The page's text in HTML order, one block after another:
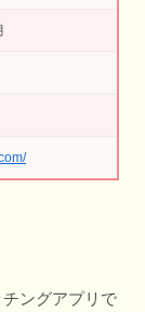
ングアプリで